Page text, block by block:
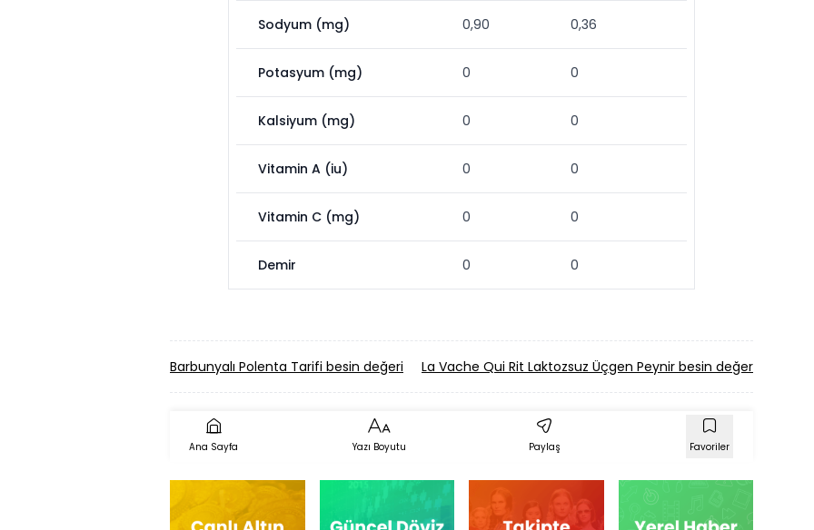
Sodyum (mg) 0,90 0,36
Potasyum (mg) 0 0
Kalsiyum (mg) 0 0
Vitamin A (iu) 0 0
Vitamin C (mg) 0 0
Demir 0 0
Barbunyalı Polenta Tarifi besin değeri La Vache Qui Rit Laktozsuz Üçgen Peynir besin değeri
Ana Sayfa Yazı Boyutu Paylaş Favoriler